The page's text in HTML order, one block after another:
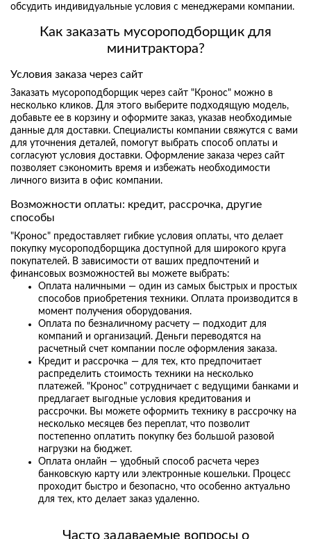
обсудить индивидуальные условия с менеджерами компании.
Как заказать мусороподборщик для
минитрактора?
Условия заказа через сайт
Заказать мусороподборщик через сайт "Кронос" можно в
несколько кликов. Для этого выберите подходящую модель,
добавьте ее в корзину и оформите заказ, указав необходимые
данные для доставки. Специалисты компании свяжутся с вами
для уточнения деталей, помогут выбрать способ оплаты и
согласуют условия доставки. Оформление заказа через сайт
позволяет сэкономить время и избежать необходимости
личного визита в офис компании.
Возможности оплаты: кредит, рассрочка, другие
способы
"Кронос" предоставляет гибкие условия оплаты, что делает
покупку мусороподборщика доступной для широкого круга
покупателей. В зависимости от ваших предпочтений и
финансовых возможностей вы можете выбрать:
Оплата наличными — один из самых быстрых и простых
способов приобретения техники. Оплата производится в
момент получения оборудования.
Оплата по безналичному расчету — подходит для
компаний и организаций. Деньги переводятся на
расчетный счет компании после оформления заказа.
Кредит и рассрочка — для тех, кто предпочитает
распределить стоимость техники на несколько
платежей. "Кронос" сотрудничает с ведущими банками и
предлагает выгодные условия кредитования и
рассрочки. Вы можете оформить технику в рассрочку на
несколько месяцев без переплат, что позволит
постепенно оплатить покупку без большой разовой
нагрузки на бюджет.
Оплата онлайн — удобный способ расчета через
банковскую карту или электронные кошельки. Процесс
проходит быстро и безопасно, что особенно актуально
для тех, кто делает заказ удаленно.
Часто задаваемые вопросы о